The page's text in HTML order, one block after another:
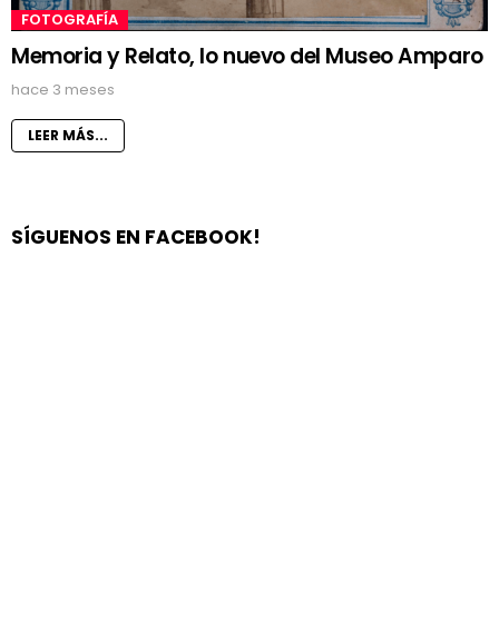
FOTOGRAFÍA
Memoria y Relato, lo nuevo del Museo Amparo
hace 3 meses
LEER MÁS...
SÍGUENOS EN FACEBOOK!